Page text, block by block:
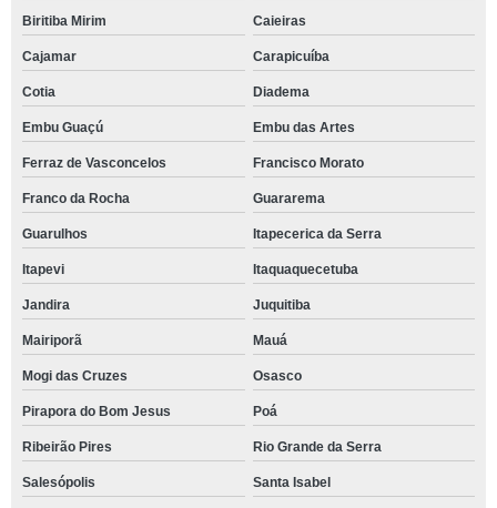
Biritiba Mirim Caieiras
Cajamar Carapicuíba
Cotia Diadema
Embu Guaçú Embu das Artes
Ferraz de Vasconcelos Francisco Morato
Franco da Rocha Guararema
Guarulhos Itapecerica da Serra
Itapevi Itaquaquecetuba
Jandira Juquitiba
Mairiporã Mauá
Mogi das Cruzes Osasco
Pirapora do Bom Jesus Poá
Ribeirão Pires Rio Grande da Serra
Salesópolis Santa Isabel